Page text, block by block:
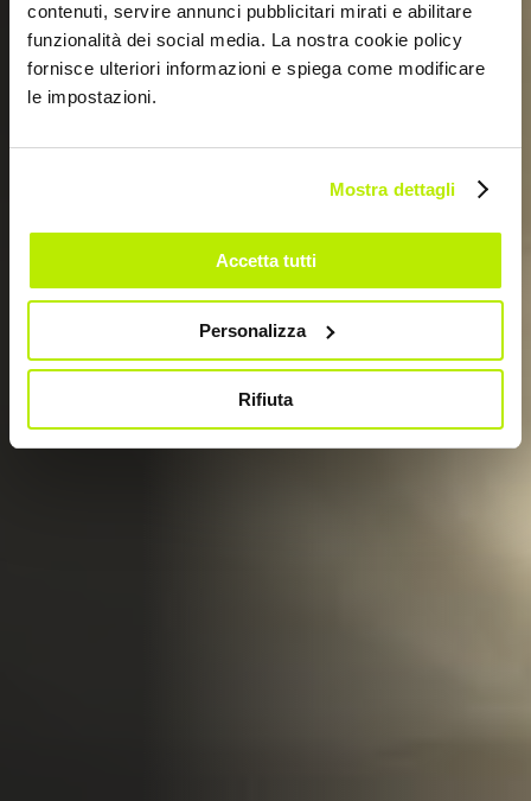
contenuti, servire annunci pubblicitari mirati e abilitare
funzionalità dei social media. La nostra cookie policy
fornisce ulteriori informazioni e spiega come modificare
le impostazioni.
Mostra dettagli
Accetta tutti
Personalizza
Rifiuta
27 LUGLIO 2023
ABBIGLIAMENTO DA
LAVORO ESTIVO:
COSA INDOSSARE